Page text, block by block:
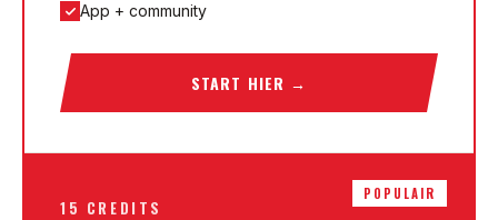
App + community
START HIER →
POPULAIR
15 CREDITS